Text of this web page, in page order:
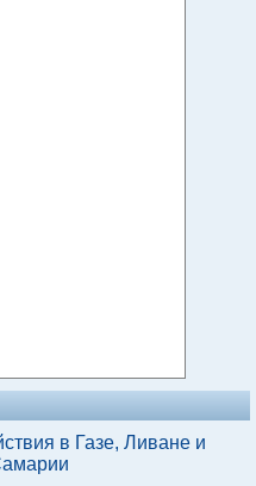
в Газе, Ливане и